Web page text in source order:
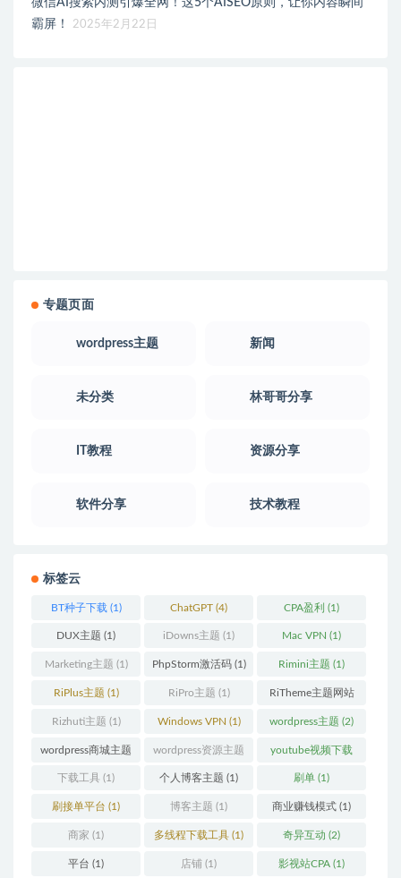
霸屏！
2025年2月22日
专题页面
wordpress主题 新闻
未分类 林哥哥分享
IT教程 资源分享
软件分享 技术教程
标签云
BT种子下载 (1) ChatGPT (4) CPA盈利 (1)
DUX主题 (1) iDowns主题 (1) Mac VPN (1)
Marketing主题 (1) PhpStorm激活码(1) Rimini主题 (1)
RiPlus主题 (1) RiPro主题 (1) RiTheme主题网站
(1)
Rizhuti主题 (1) Windows VPN (1) wordpress主题 (2)
wordpress商城主题
(1)
wordpress资源主题
(1)
youtube视频下载
(1)
下载工具 (1) 个人博客主题 (1) 刷单 (1)
刷接单平台 (1) 博客主题 (1) 商业赚钱模式 (1)
商家 (1) 多线程下载工具 (1) 奇异互动 (2)
平台 (1) 店铺 (1) 影视站CPA (1)